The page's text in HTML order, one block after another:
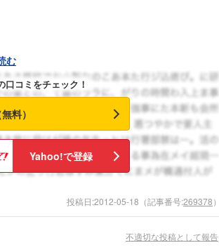
む
口コミをチェック！
料）
Yahoo!で登録
投稿日:2012-05-18 （記事番号:269378）
不適切な投稿として報告